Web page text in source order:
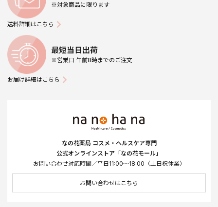
※対象商品に限ります
送料詳細はこちら
最短当日出荷
※営業日 午前8時までのご注文
お届け詳細はこちら
なの花薬局 コスメ・ヘルスケア専門
公式オンラインストア「なの花モール」
お問い合わせ対応時間／平日11:00～18:00（土日祝休業）
お問い合わせはこちら